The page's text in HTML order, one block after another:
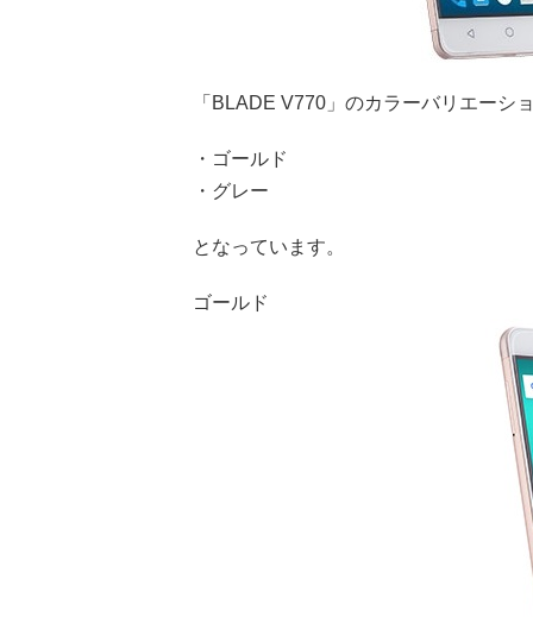
「BLADE V770」のカラーバリエーシ
・ゴールド
・グレー
となっています。
ゴールド